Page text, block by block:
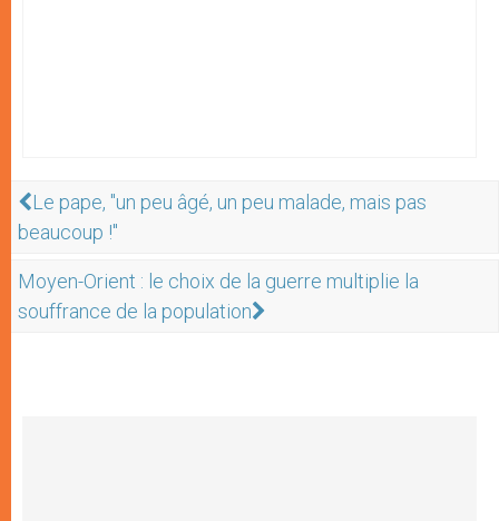
Le pape, "un peu âgé, un peu malade, mais pas
beaucoup !"
Moyen-Orient : le choix de la guerre multiplie la
souffrance de la population